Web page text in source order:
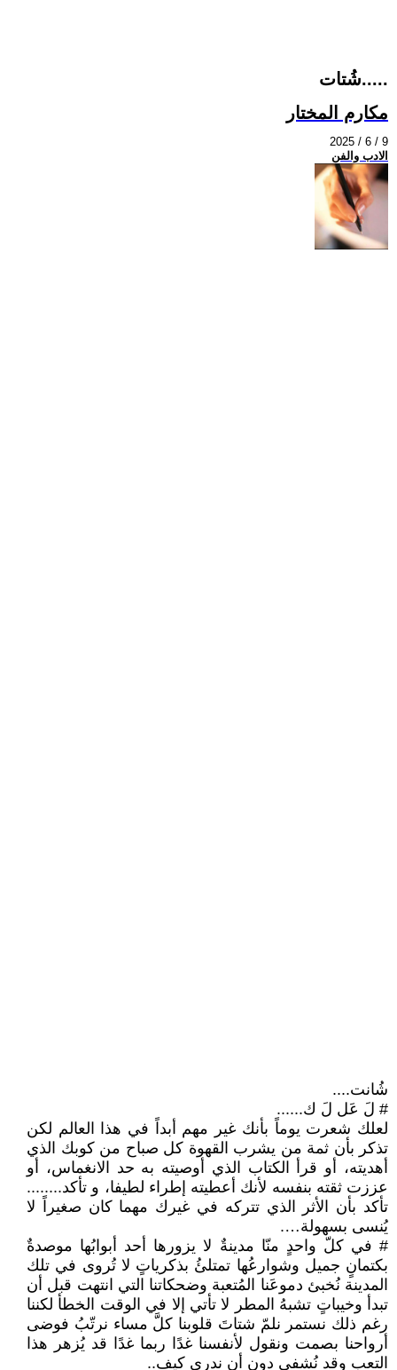
شُتات.....
مكارم المختار
2025 / 6 / 9
الادب والفن
شُانت....
# لَ عَل لَ ك......
لعلك شعرت يوماً بأنك غير مهم أبداً في هذا العالم لكن
تذكر بأن ثمة من يشرب القهوة كل صباح من كوبك الذي
أهديته، أو قرأ الكتاب الذي أوصيته به حد الانغماس، أو
عززت ثقته بنفسه لأنك أعطيته إطراء لطيفا، و تأكد........
تأكد بأن الأثر الذي تتركه في غيرك مهما كان صغيراً لا
يُنسى بسهولة….
# في كلّ واحدٍ منّا مدينةٌ لا يزورها أحد أبوابُها موصدةٌ
بكتمانٍ جميل وشوارعُها تمتلئُ بذكرياتٍ لا تُروى في تلك
المدينة نُخبئ دموعَنا المُتعبة وضحكاتنا التي انتهت قبل أن
تبدأ وخيباتٍ تشبهُ المطر لا تأتي إلا في الوقت الخطأ لكننا
رغم ذلك نستمر نلمّ شتاتَ قلوبنا كلَّ مساء نرتّبُ فوضى
أرواحنا بصمت ونقول لأنفسنا غدًا ربما غدًا قد يُزهر هذا
التعب وقد نُشفى دون أن ندري كيف..